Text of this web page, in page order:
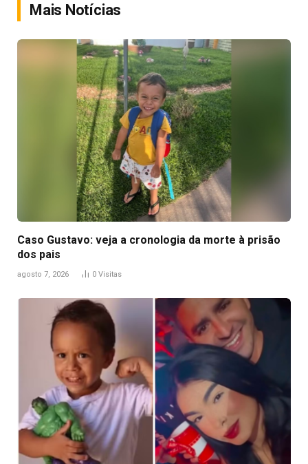
Mais Notícias
Caso Gustavo: veja a cronologia da morte à prisão
dos pais
agosto 7, 2026 0 Visitas